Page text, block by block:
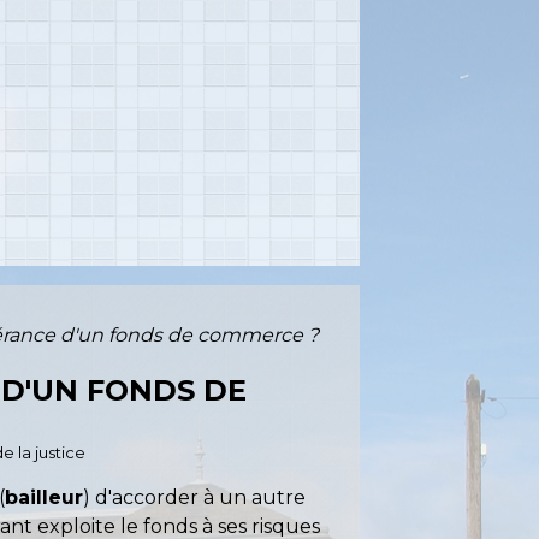
d'un fonds de commerce ?
FONDS DE
la justice
bailleur) d'accorder à un autre
exploite le fonds à ses risques